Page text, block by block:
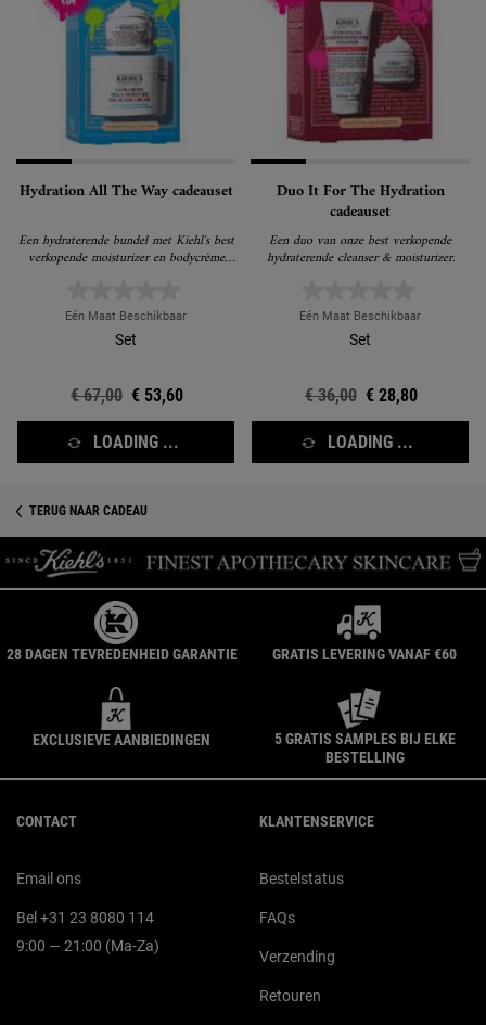
Hydration All The Way cadeauset
Een hydraterende bundel met Kiehl's best
verkopende moisturizer en bodycrème
Eén Maat Beschikbaar
Set
Oude prijs
€ 67,00 Nieuwe prijs
€ 53,60
LOADING ...
Duo It For The Hydration
cadeauset
Een duo van onze best verkopende
hydraterende cleanser & moisturizer.
Eén Maat Beschikbaar
Set
Oude prijs
€ 36,00 Nieuwe prijs
€ 28,80
LOADING ...
TERUG NAAR CADEAU
28 DAGEN TEVREDENHEID GARANTIE GRATIS LEVERING VANAF €60
EXCLUSIEVE AANBIEDINGEN
5 GRATIS SAMPLES BIJ ELKE
BESTELLING
CONTACT
Email ons
Bel +31 23 8080 114
9:00 — 21:00 (Ma-Za)
KLANTENSERVICE
Bestelstatus
FAQs
Verzending
Retouren